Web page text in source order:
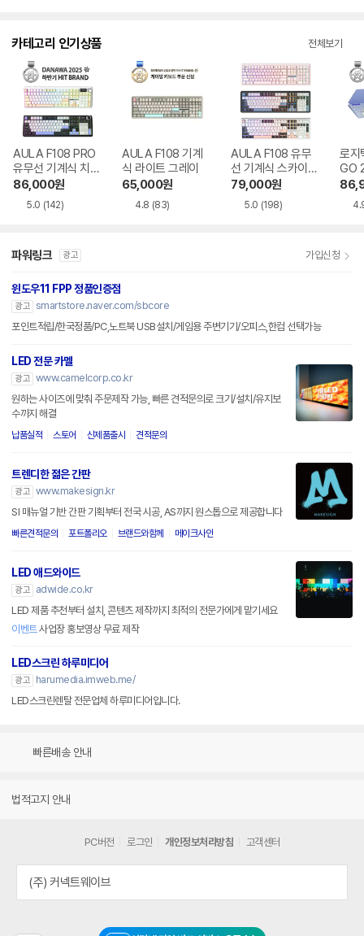
카테고리 인기상품 전체보기
AULA F108 PRO
유무선 기계식 치즈
화이트 한글
86,000원
5.0 (142)
AULA F108 기계
식 라이트 그레이
65,000원
4.8 (83)
AULA F108 유무
선 기계식 스카이
블랙 한글
79,000원
5.0 (198)
로지
GO
파워링크 광고 가입신청
윈도우11 FPP 정품인증점
광고 smartstore.naver.com/sbcore
포인트적립/한국정품/PC,노트북 USB설치/게임용 주변기기/오피스,한컴 선택가능
LED 전문 카멜
광고 www.camelcorp.co.kr
원하는 사이즈에 맞춰 주문제작 가능, 빠른 견적문의로 크기/설치/유지보
수까지 해결
납품실적 스토어 신제품출시 견적문의
트렌디한 젊은 간판
광고 www.makesign.kr
SI 매뉴얼 기반 간판 기획부터 전국 시공, AS까지 원스톱으로 제공합니다
빠른견적문의 포트폴리오 브랜드와함께 메이크사인
LED 애드와이드
광고
adwide.co.kr
LED 제품 추천부터 설치, 콘텐츠 제작까지 최적의 전문가에게 맡기세요
이벤트사업장 홍보영상 무료 제작
LED스크린 하루미디어
광고
harumedia.imweb.me/
LED스크린렌탈 전문업체 하루미디어입니다.
빠른배송 안내
법적고지 안내
PC버전 로그인 개인정보처리방침 고객센터
(주) 커넥트웨이브